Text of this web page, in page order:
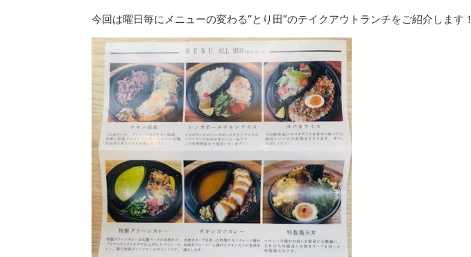
今回は曜日毎にメニューの変わる“とり田”のテイクアウトランチをご紹介します！